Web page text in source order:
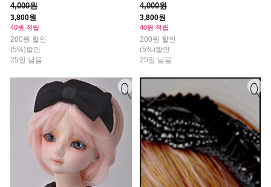
4,000원
3,800원
40원 적립
200원 할인
(5%)할인
25일 남음
4,000원
3,800원
40원 적립
200원 할인
(5%)할인
25일 남음